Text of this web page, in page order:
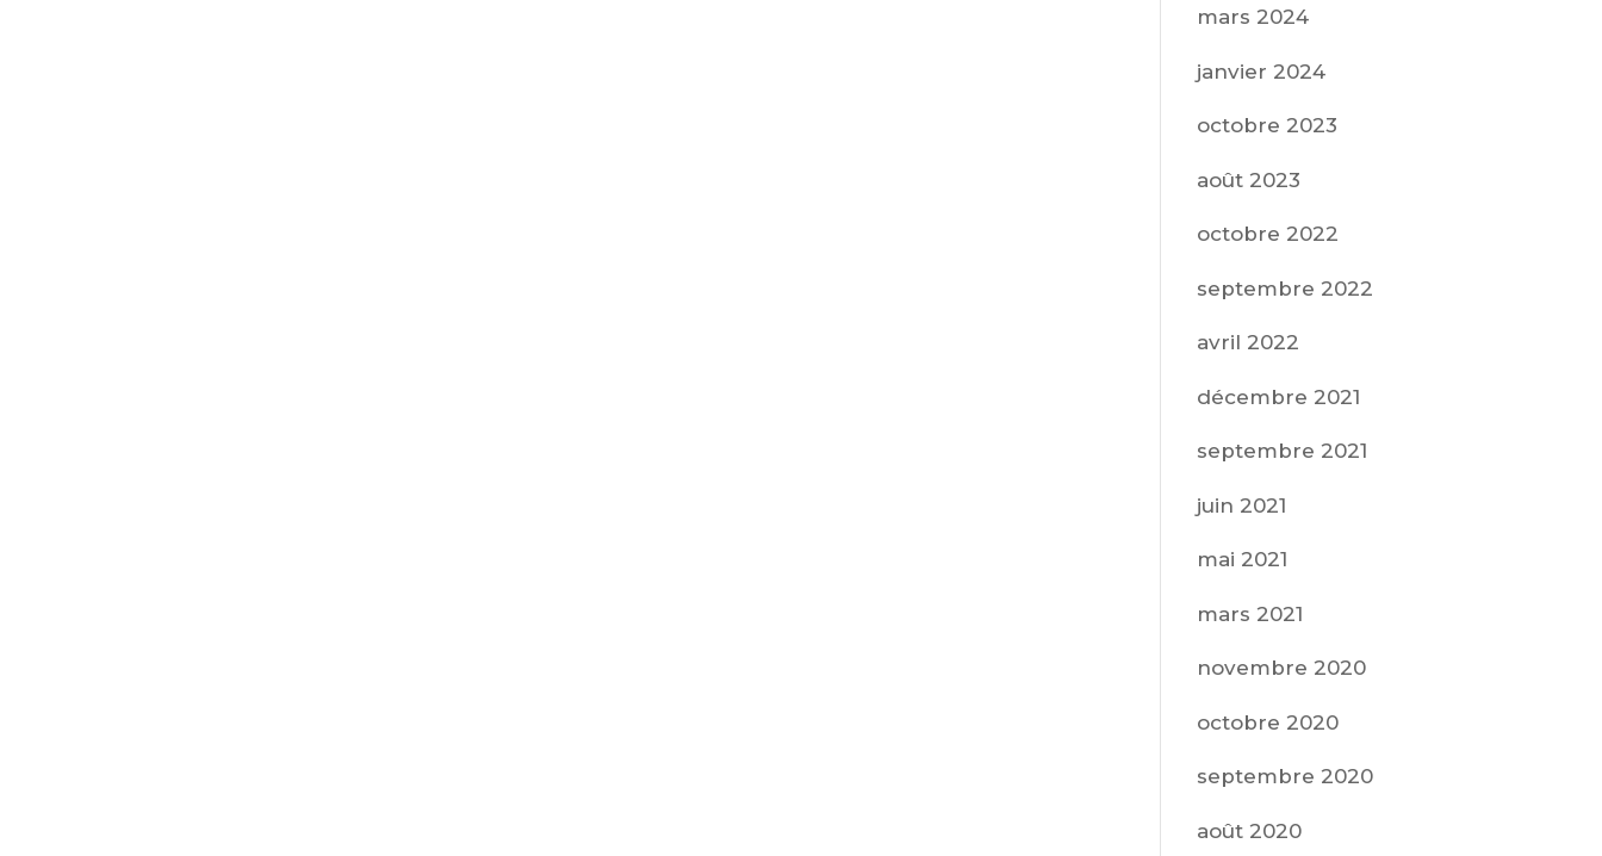
mars 2024
janvier 2024
octobre 2023
août 2023
octobre 2022
septembre 2022
avril 2022
décembre 2021
septembre 2021
juin 2021
mai 2021
mars 2021
novembre 2020
octobre 2020
septembre 2020
août 2020